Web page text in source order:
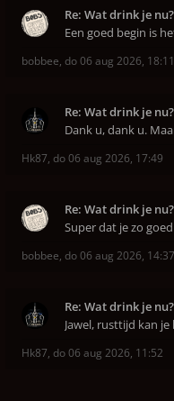
Re: Wat drink je nu?
Een goed begin is
bobbee, do 06 aug 2026, 18:11
Re: Wat drink je nu?
Dank u, dank u.
Hk87, do 06 aug 2026, 17:49
Re: Wat drink je nu?
Super dat je zo
bobbee, do 06 aug 2026, 14:37
Re: Wat drink je nu?
Jawel, rusttijd kan
Hk87, do 06 aug 2026, 11:52